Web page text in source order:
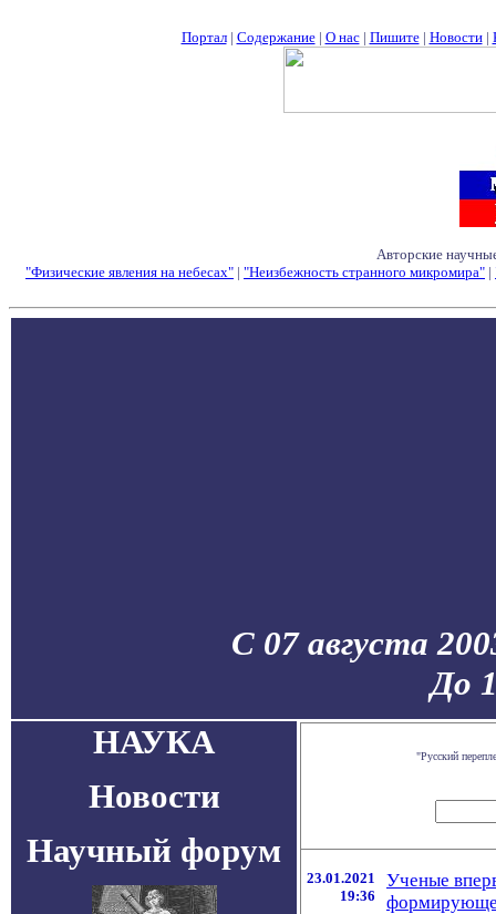
Портал| Содержание| О нас| Пишите| Новости|
Авторские
"Физические явления на небесах" | "Неизбежность странного микромира" |
С 07 августа
До
НАУКА
Новости
Научный форум
"Русский
23.01.2021
19:36
Ученые